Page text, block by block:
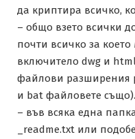
да криптира всичко,
– общо взето всички
почти всичко за което
включитело dwg и
файлови разширения
и bat файловете
– във всяка една
_readme.txt или